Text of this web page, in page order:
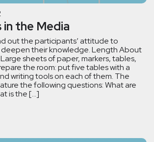
in the Media
out the participants’ attitude to
their knowledge. Length About
sheets of paper, markers, tables,
the room: put five tables with a
writing tools on each of them. The
the following questions: What are
is the […]